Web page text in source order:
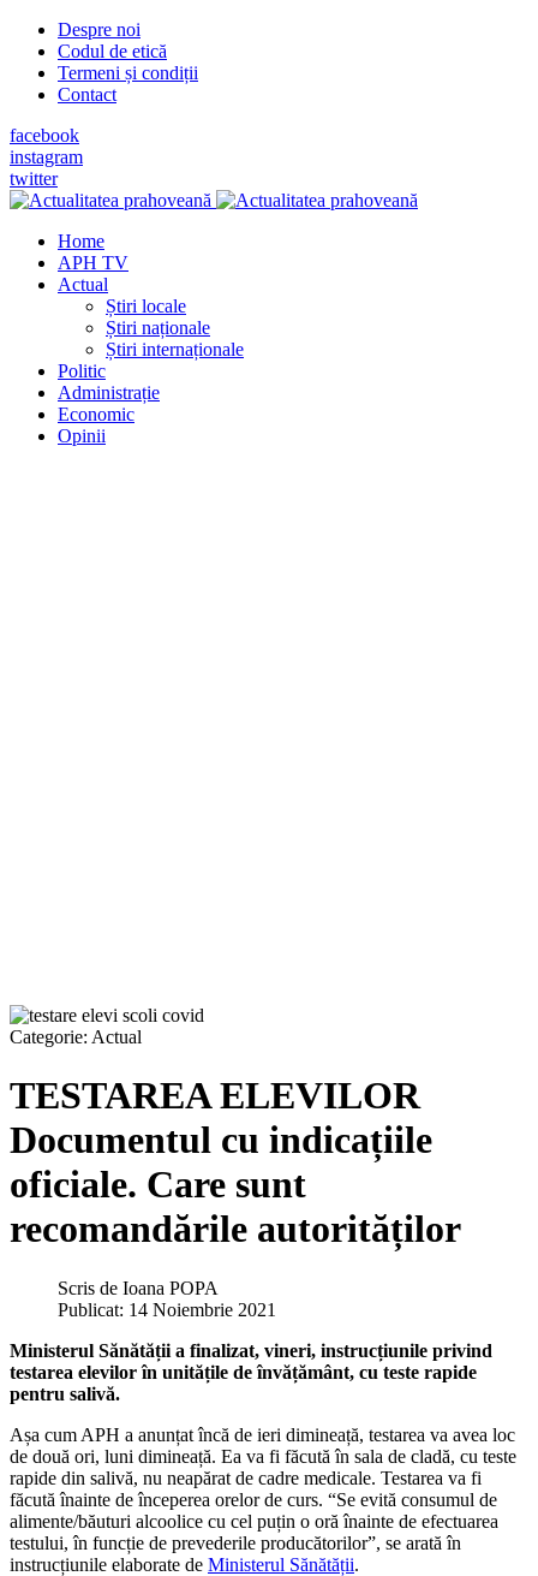
Despre noi
Codul de etică
Termeni și condiții
Contact
facebook
instagram
twitter
Home
APH TV
Actual
Știri locale
Știri naționale
Știri internaționale
Politic
Administrație
Economic
Opinii
Categorie: Actual
TESTAREA ELEVILOR
Documentul cu indicațiile
oficiale. Care sunt
recomandările autorităților
Scris de Ioana POPA
Publicat: 14 Noiembrie 2021
Ministerul Sănătății a finalizat, vineri, instrucțiunile privind
testarea elevilor în unitățile de învățământ, cu teste rapide
pentru salivă.
Așa cum APH a anunțat încă de ieri dimineață, testarea va avea loc
de două ori, luni dimineață. Ea va fi făcută în sala de cladă, cu teste
rapide din salivă, nu neapărat de cadre medicale. Testarea va fi
făcută înainte de începerea orelor de curs. “Se evită consumul de
alimente/băuturi alcoolice cu cel puțin o oră înainte de efectuarea
testului, în funcție de prevederile producătorilor”, se arată în
instrucțiunile elaborate de Ministerul Sănătății.